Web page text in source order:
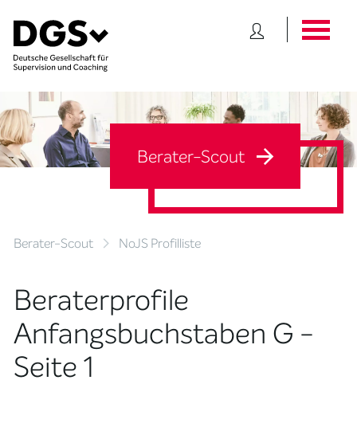
Berater-Scout NoJS Profilliste
Berater-Scout
Beraterprofile
Anfangsbuchstaben G -
Seite 1